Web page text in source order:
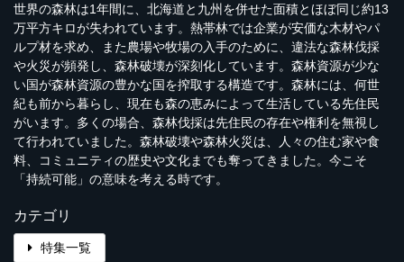
世界の森林は1年間に、北海道と九州を併せた面積とほぼ同じ約13
万平方キロが失われています。熱帯林では企業が安価な木材やパ
ルプ材を求め、また農場や牧場の入手のために、違法な森林伐採
や火災が頻発し、森林破壊が深刻化しています。森林資源が少な
い国が森林資源の豊かな国を搾取する構造です。森林には、何世
紀も前から暮らし、現在も森の恵みによって生活している先住民
がいます。多くの場合、森林伐採は先住民の存在や権利を無視し
て行われていました。森林破壊や森林火災は、人々の住む家や食
料、コミュニティの歴史や文化までも奪ってきました。今こそ
「持続可能」の意味を考える時です。
カテゴリ
特集一覧